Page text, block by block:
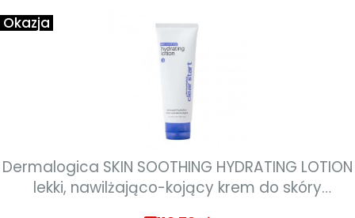
Okazja
Dermalogica SKIN SOOTHING HYDRATING LOTION
lekki, nawilżająco-kojący krem do skóry